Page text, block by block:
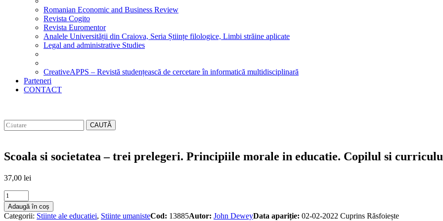
Romanian Economic and Business Review
Revista Cogito
Revista Euromentor
Analele Universității din Craiova, Seria Științe filologice, Limbi străine aplicate
Legal and administrative Studies
CreativeAPPS – Revistă studențească de cercetare în informatică multidisciplinară
Parteneri
CONTACT
CAUTĂ
Scoala si societatea – trei prelegeri. Principiile morale in educatie. Copilul si
37,00 lei
Scoala
si
societatea
Adaugă în coș
Categorii: Stiinte ale educatiei, Stiinte umanisteCod: 13885Autor: John DeweyData apariție: 02-02-2022 Cuprins Răsfoiește